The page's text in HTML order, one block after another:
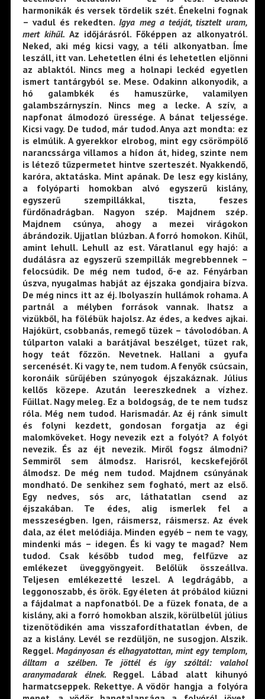
harmonikák és versek tördelik szét. Énekelni fognak
– vadul és rekedten.Igya meg a teáját, tisztelt uram,
mert kihűl. Az időjárásról. Főképpen az alkonyatról.
Neked, aki még kicsi vagy, a téli alkonyatban. Íme
leszáll, itt van. Lehetetlen élni és lehetetlen eljönni
az ablaktól. Nincs meg a holnapi leckéd egyetlen
ismert tantárgyból se. Mese. Odakinn alkonyodik, a
hó galambkék és hamuszürke, valamilyen
galambszárnyszín. Nincs meg a lecke. A szív, a
napfonat álmodozó üressége. A bánat teljessége.
Kicsi vagy. De tudod, már tudod. Anya azt mondta: ez
is elmúlik. A gyerekkor elrobog, mint egy csörömpölő
narancssárga villamos a hídon át, hideg, szinte nem
is létező tűzpermetet hintve szerteszét. Nyakkendő,
karóra, aktatáska. Mint apának. De lesz egy kislány,
a folyóparti homokban alvó egyszerű kislány,
egyszerű szempillákkal, tiszta, feszes
fürdőnadrágban. Nagyon szép. Majdnem szép.
Majdnem csúnya, ahogy a mezei virágokon
ábrándozik. Ujjatlan blúzban. A forró homokon. Kihűl,
amint lehull. Lehull az est. Váratlanul egy hajó: a
dudálásra az egyszerű szempillák megrebbennek –
felocsúdik. De még nem tudod, ő-e az. Fényárban
úszva, nyugalmas habját az éjszaka gondjaira bízva.
De még nincs itt az éj. Ibolyaszín hullámok rohama. A
partnál a mélyben források vannak. Ihatsz a
vizükből, ha fölébük hajolsz. Az édes, a kedves ajkai.
Hajókürt, csobbanás, remegő tüzek – távolodóban. A
túlparton valaki a barátjával beszélget, tüzet rak,
hogy teát főzzön. Nevetnek. Hallani a gyufa
sercenését. Ki vagy te, nem tudom. A fenyők csúcsain,
koronáik sűrűjében szúnyogok éjszakáznak. Július
kellős közepe. Azután leereszkednek a vízhez.
Fűillat. Nagy meleg. Ez a boldogság, de te nem tudsz
róla. Még nem tudod. Harismadár. Az éj ránk simult
és folyni kezdett, gondosan forgatja az égi
malomköveket. Hogy nevezik ezt a folyót? A folyót
nevezik. És az éjt nevezik. Miről fogsz álmodni?
Semmiről sem álmodsz. Harisról, kecskefejőről
álmodsz. De még nem tudod. Majdnem csúnyának
mondható. De senkihez sem fogható, mert az első.
Egy nedves, sós arc, láthatatlan csend az
éjszakában. Te édes, alig ismerlek fel a
messzeségben. Igen, ráismersz, ráismersz. Az évek
dala, az élet melódiája. Minden egyéb – nem te vagy,
mindenki más – idegen. És ki vagy te magad? Nem
tudod. Csak később tudod meg, felfűzve az
emlékezet üveggyöngyeit. Belőlük összeállva.
Teljesen emlékezetté leszel. A legdrágább, a
leggonoszabb, és örök. Egy életen át próbálod kiűzni
a fájdalmat a napfonatból. De a füzek fonata, de a
kislány, aki a forró homokban alszik, körülbelül július
tizenötödikén ama visszafordíthatatlan évben, de
az a kislány. Levél se rezdüljön, ne susogjon. Alszik.
Reggel.Magányosan és elhagyatottan, mint egy templom,
álltam a szélben. Te jöttél és így szóltál: valahol
aranymadarak élnek. Reggel. Lábad alatt kihunyó
harmatcseppek. Rekettye. A vödör hangja a folyóra